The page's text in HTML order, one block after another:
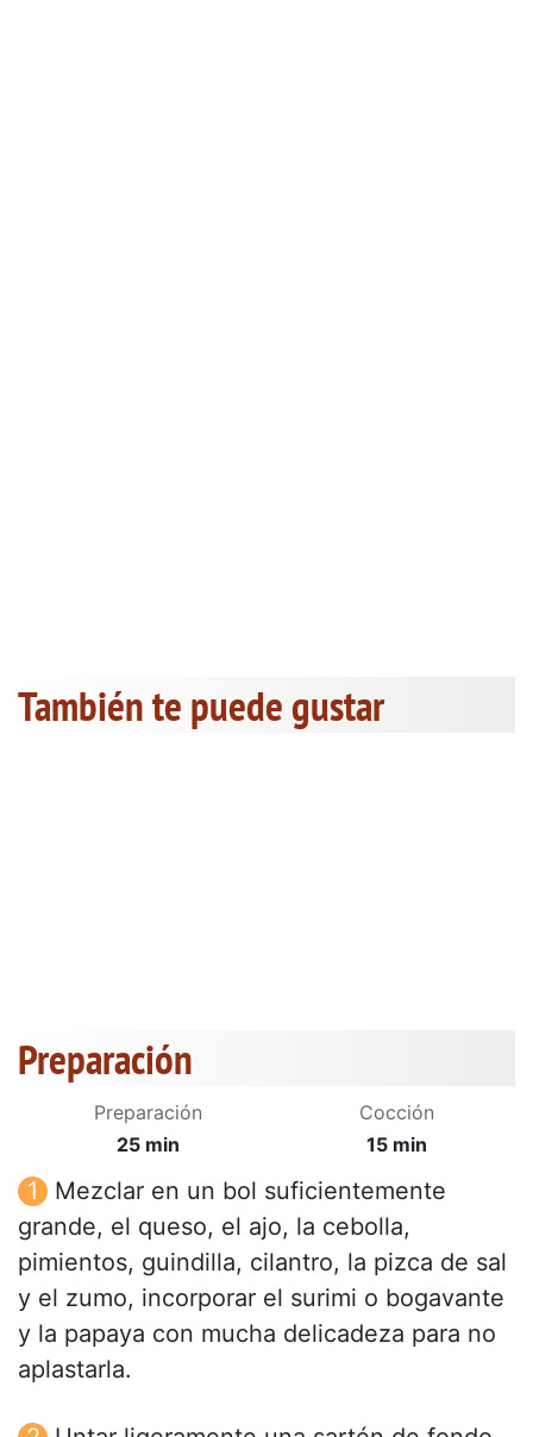
También te puede gustar
Preparación
Preparación
25 min
Cocción
15 min
Mezclar en un bol suficientemente
grande, el queso, el ajo, la cebolla,
pimientos, guindilla, cilantro, la pizca de sal
y el zumo, incorporar el surimi o bogavante
y la papaya con mucha delicadeza para no
aplastarla.